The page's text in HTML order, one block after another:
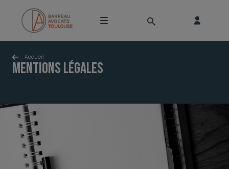
Accueil
Mentions légales